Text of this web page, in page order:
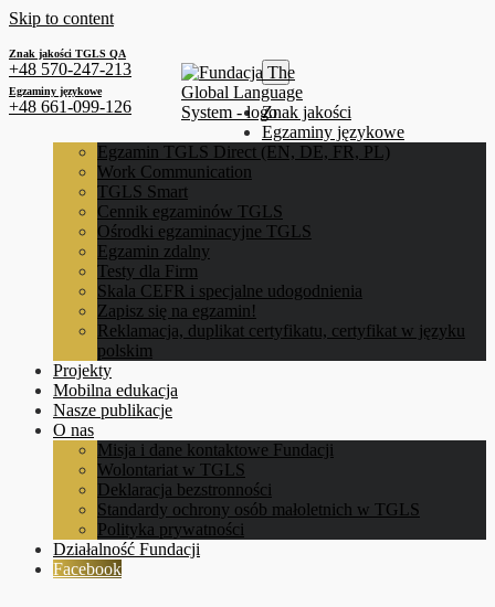
Skip to content
Znak jakości TGLS QA
+48 570-247-213
Egzaminy językowe
+48 661-099-126
Znak jakości
Egzaminy językowe
Egzamin TGLS Direct (EN, DE, FR, PL)
Work Communication
TGLS Smart
Cennik egzaminów TGLS
Ośrodki egzaminacyjne TGLS
Egzamin zdalny
Testy dla Firm
Skala CEFR i specjalne udogodnienia
Zapisz się na egzamin!
Reklamacja, duplikat certyfikatu, certyfikat w języku
polskim
Projekty
Mobilna edukacja
Nasze publikacje
O nas
Misja i dane kontaktowe Fundacji
Wolontariat w TGLS
Deklaracja bezstronności
Standardy ochrony osób małoletnich w TGLS
Polityka prywatności
Działalność Fundacji
Facebook